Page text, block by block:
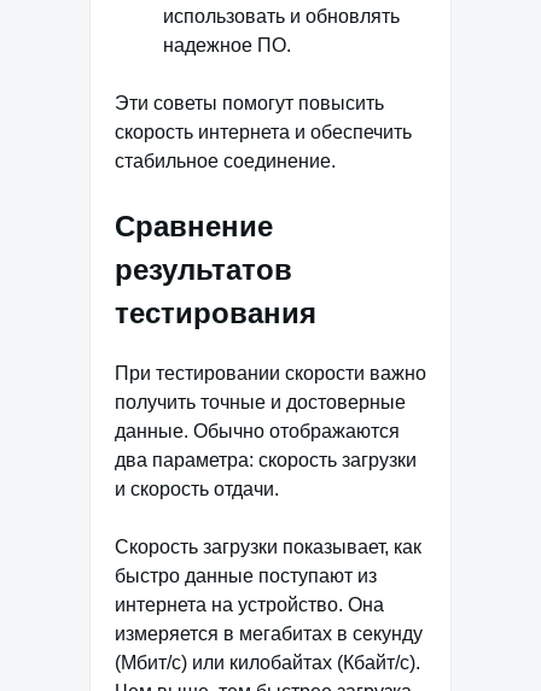
использовать и обновлять
надежное ПО.
Эти советы помогут повысить
скорость интернета и обеспечить
стабильное соединение.
Сравнение
результатов
тестирования
При тестировании скорости важно
получить точные и достоверные
данные. Обычно отображаются
два параметра: скорость загрузки
и скорость отдачи.
Скорость загрузки показывает, как
быстро данные поступают из
интернета на устройство. Она
измеряется в мегабитах в секунду
(Мбит/с) или килобайтах (Кбайт/с).